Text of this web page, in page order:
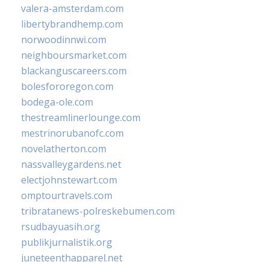
valera-amsterdam.com
libertybrandhemp.com
norwoodinnwi.com
neighboursmarket.com
blackanguscareers.com
bolesfororegon.com
bodega-ole.com
thestreamlinerlounge.com
mestrinorubanofc.com
novelatherton.com
nassvalleygardens.net
electjohnstewart.com
omptourtravels.com
tribratanews-polreskebumen.com
rsudbayuasih.org
publikjurnalistik.org
juneteenthapparel.net